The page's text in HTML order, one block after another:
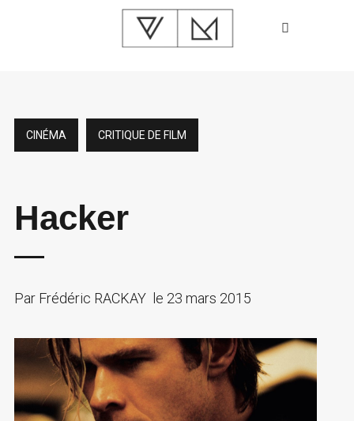
CINÉMA CRITIQUE DE FILM
Hacker
ParFrédéric RACKAY le 23 mars 2015